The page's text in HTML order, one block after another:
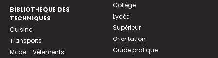
BIBLIOTHEQUE DES
TECHNIQUES
Cuisine
Transports
Mode - Vêtements
Collège
Lycée
Supérieur
Orientation
Guide pratique